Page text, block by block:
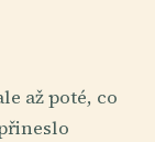
až poté, co